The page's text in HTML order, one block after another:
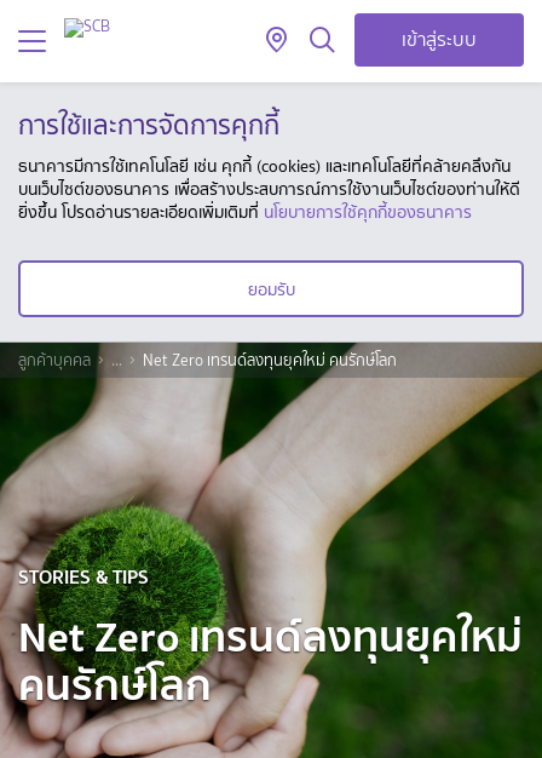
เข้าสู่ระบบ
การใช้และการจัดการคุกกี้
ธนาคารมีการใช้เทคโนโลยี เช่น คุกกี้ (cookies) และเทคโนโลยีที่คล้ายคลึงกัน
บนเว็บไซต์ของธนาคาร เพื่อสร้างประสบการณ์การใช้งานเว็บไซต์ของท่านให้ดี
ยิ่งขึ้น โปรดอ่านรายละเอียดเพิ่มเติมที่ นโยบายการใช้คุกกี้ของธนาคาร
ยอมรับ
ลูกค้าบุคคล ... Net Zero เทรนด์ลงทุนยุคใหม่ คนรักษ์โลก
STORIES & TIPS
Net Zero เทรนด์ลงทุนยุคใหม่
คนรักษ์โลก